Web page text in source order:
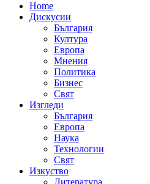
Home
Дискусии
България
Култура
Европа
Мнения
Политика
Бизнес
Свят
Изгледи
България
Европа
Наука
Технологии
Свят
Изкуство
Литература